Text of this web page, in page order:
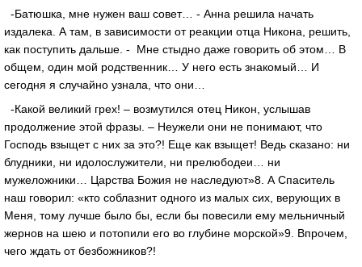
-Батюшка, мне нужен ваш совет… - Анна решила начать
издалека. А там, в зависимости от реакции отца Никона, решить,
как поступить дальше. - Мне стыдно даже говорить об этом… В
общем, один мой родственник… У него есть знакомый… И
сегодня я случайно узнала, что они…
-Какой великий грех! – возмутился отец Никон, услышав
продолжение этой фразы. – Неужели они не понимают, что
Господь взыщет с них за это?! Еще как взыщет! Ведь сказано: ни
блудники, ни идолослужители, ни прелюбодеи… ни
мужеложники… Царства Божия не наследуют»8. А Спаситель
наш говорил: «кто соблазнит одного из малых сих, верующих в
Меня, тому лучше было бы, если бы повесили ему мельничный
жернов на шею и потопили его во глубине морской»9. Впрочем,
чего ждать от безбожников?!